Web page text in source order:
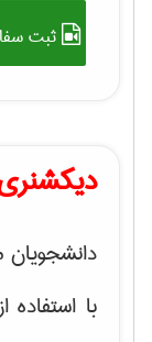
ثبت
با